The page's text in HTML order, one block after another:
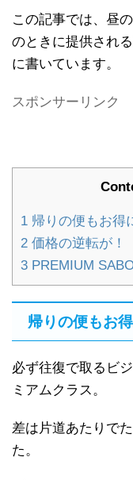
この記事では、昼
のときに提供され
に書いています。
スポンサーリンク
1 帰りの便もお得
2 価格の逆転が！
3 PREMIUM
帰りの便もお
必ず往復で取るビ
ミアムクラス。
差は片道あたりで
た。